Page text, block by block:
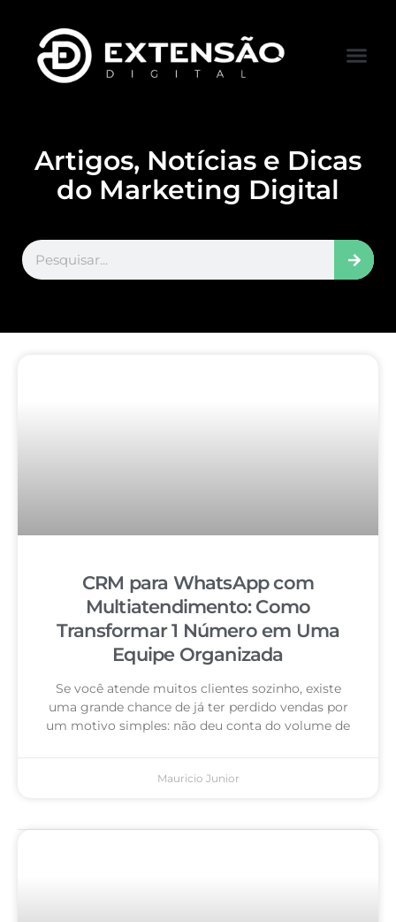
Artigos, Notícias e Dicas
do Marketing Digital
CRM para WhatsApp com
Multiatendimento: Como
Transformar 1 Número em Uma
Equipe Organizada
Se você atende muitos clientes sozinho, existe
uma grande chance de já ter perdido vendas por
um motivo simples: não deu conta do volume de
Mauricio Junior